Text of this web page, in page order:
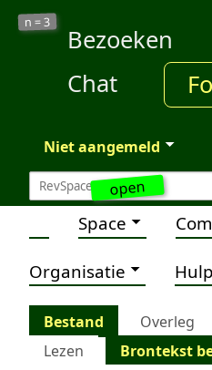
open
n =3
Bezoeken
Chat
Niet aangemeld
Space
Organisatie
Bestand Overleg
Lezen
Brontekst